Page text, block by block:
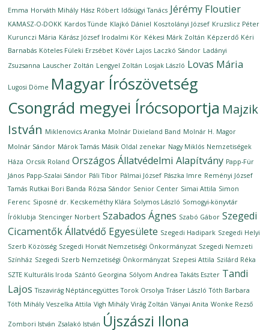
Emma Horváth Mihály Hász Róbert Idősügyi Tanács Jérémy Floutier
KAMASZ-O-DOKK Kardos Tünde Klajkó Dániel Kosztolányi József Kruzslicz Péter
Kurunczi Mária Kárász József Irodalmi Kör Kékesi Márk Zoltán Képzerdő Kéri
Barnabás Köteles Füleki Erzsébet Kövér Lajos Laczkó Sándor Ladányi
Zsuzsanna Lauscher Zoltán Lengyel Zoltán Losjak László Lovas Mária
Lugosi Döme Magyar Írószövetség
Csongrád megyei Írócsoportja Majzik
István Miklenovics Aranka Molnár Dixieland Band Molnár H. Magor
Molnár Sándor Márok Tamás Másik Oldal zenekar Nagy Miklós Nemzetiségek
Háza Orcsik Roland Országos Állatvédelmi Alapítvány Papp-Für
János Papp-Szalai Sándor Páli Tibor Pálmai József Pászka Imre Reményi József
Tamás Rutkai Bori Banda Rózsa Sándor Senior Center Simai Attila Simon
Ferenc Siposné dr. Kecskeméthy Klára Solymos László Somogyi-könyvtár
Íróklubja Stencinger Norbert Szabados Ágnes Szabó Gábor Szegedi
Cicamentők Állatvédő Egyesülete Szegedi Hadipark Szegedi Helyi
Szerb Közösség Szegedi Horvát Nemzetiségi Önkormányzat Szegedi Nemzeti
Színház Szegedi Szerb Nemzetiségi Önkormányzat Szepesi Attila Szilárd Réka
SZTE Kulturális Iroda Szántó Georgina Sólyom Andrea Takáts Eszter Tandi
Lajos Tiszavirág Néptáncegyüttes Torok Orsolya Tráser László Tóth Barbara
Tóth Mihály Veszelka Attila Vigh Mihály Virág Zoltán Ványai Anita Wonke Rezső
Zombori István Zsalakó István Újszászi Ilona